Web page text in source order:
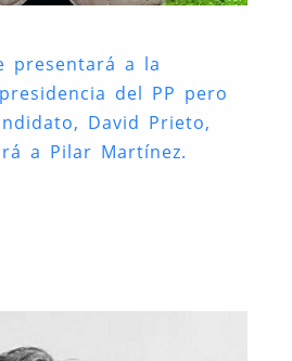
presentará a la
del PP pero
David Prieto,
a Pilar Martínez.